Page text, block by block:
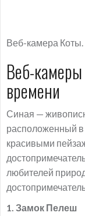
Веб-камера Коты.
Веб-
времени
Синая —
расположенный в
красивыми
любителей
1. Замок Пелеш